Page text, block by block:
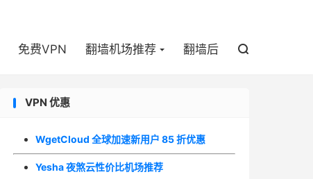
免费VPN 翻墙机场推荐 翻墙后 
VPN 优惠
WgetCloud 全球加速新用户 85 折优惠
Yesha 夜煞云性价比机场推荐